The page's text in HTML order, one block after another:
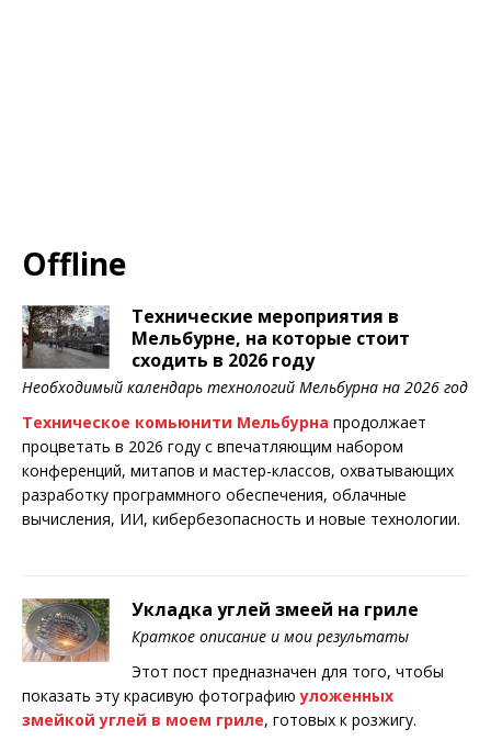
Offline
Технические мероприятия в
Мельбурне, на которые стоит
сходить в 2026 году
Необходимый календарь технологий Мельбурна на 2026 год
Техническое комьюнити Мельбурна продолжает
процветать в 2026 году с впечатляющим набором
конференций, митапов и мастер-классов, охватывающих
разработку программного обеспечения, облачные
вычисления, ИИ, кибербезопасность и новые технологии.
Укладка углей змеей на гриле
Краткое описание и мои результаты
Этот пост предназначен для того, чтобы
показать эту красивую фотографиюуложенных
змейкой углей в моем гриле, готовых к розжигу.